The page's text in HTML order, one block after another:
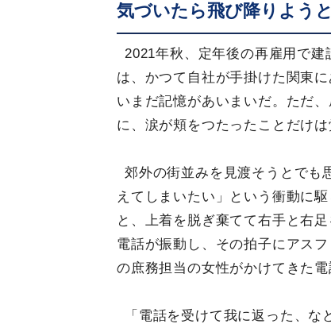
気づいたら飛び降りよう
2021年秋、定年後の再雇用で
は、かつて自社が手掛けた関東
いまだ記憶があいまいだ。ただ
に、涙が頬をつたったことだけは
郊外の街並みを見渡そうとでも
えてしまいたい」という衝動に
と、上着を脱ぎ棄てて右手と右
電話が振動し、その拍子にアス
の庶務担当の女性がかけてきた電
「電話を受けて我に返った、